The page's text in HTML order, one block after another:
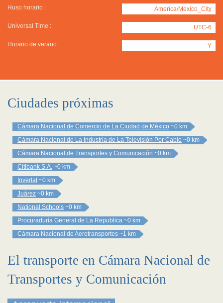
Huso horario : America/Mexico_City
Universal Time : UTC-6
Horario de verano : Y
Ciudades próximas
Cámara Nacional de Comercio de La Ciudad de México ~0 km
Cámara Nacional de La Industria de La Televisión Por Cable ~0 km
Cámara Nacional de Transportes y Comunicación ~0 km
Citibank S.A. ~0 km
Inverlat ~0 km
Juárez ~0 km
National Schools ~0 km
Procuraduría General de La Republica ~0 km
Cámara Nacional de Aerotransportes ~1 km
El transporte en Cámara Nacional de
Transportes y Comunicación